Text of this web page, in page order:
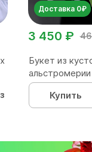
Доставка 0₽
3 450 ₽
Букет из
Купить